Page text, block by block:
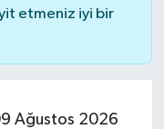
etmeniz iyi bir
Ağustos 2026